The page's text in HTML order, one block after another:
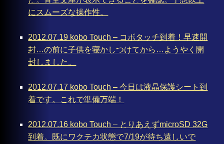
にスムーズな操作性。
2012.07.19 kobo Touch – コボタッチ到着！早速開
封…の前に子供を寝かしつけてから…ようやく開
封しました。
2012.07.17 kobo Touch – 今日は液晶保護シート到
着です。これで準備万端！
2012.07.16 kobo Touch – とりあえずmicroSD 32G
到着。既にワクテカ状態で7/19が待ち遠しいで